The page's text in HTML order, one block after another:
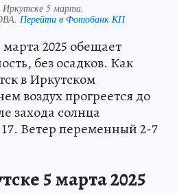
Иркутске 5 марта.
Перейти в Фотобанк КП
2025 обещает
без осадков. Как
в Иркутском
воздух прогреется до
захода солнца
Ветер переменный 2-7
5 марта 2025